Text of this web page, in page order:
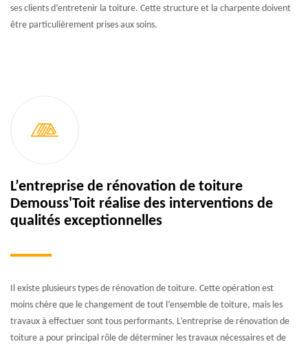
ses clients d’entretenir la toiture. Cette structure et la charpente doivent
être particulièrement prises aux soins.
L’entreprise de rénovation de toiture
Demouss'Toit réalise des interventions de
qualités exceptionnelles
Il existe plusieurs types de rénovation de toiture. Cette opération est
moins chère que le changement de tout l’ensemble de toiture, mais les
travaux à effectuer sont tous performants. L’entreprise de rénovation de
toiture a pour principal rôle de déterminer les travaux nécessaires et de